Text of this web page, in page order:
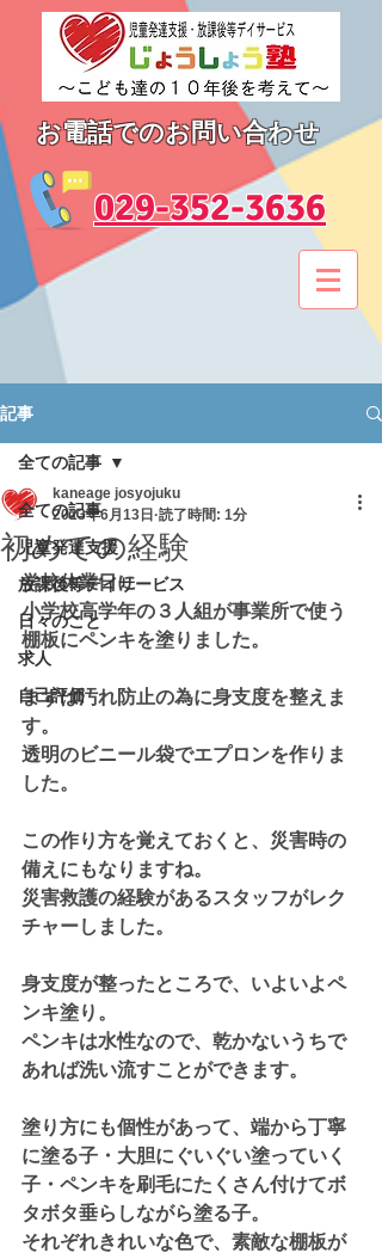
お電話でのお問い合わせ
​029-352-3636
記事
全ての記事
児童発達支援
放課後等デイサービス
日々のこと
求人
自己評価
全ての記事
初めての経験
kaneage josyojuku
2023年6月13日 読了時間: 1分
学校休業日に
小学校高学年の３人組が事業所で使う
棚板にペンキを塗りました。
まずは汚れ防止の為に身支度を整えま
す。
透明のビニール袋でエプロンを作りま
した。
この作り方を覚えておくと、災害時の
備えにもなりますね。
災害救護の経験があるスタッフがレク
チャーしました。
身支度が整ったところで、いよいよペ
ンキ塗り。
ペンキは水性なので、乾かないうちで
あれば洗い流すことができます。
塗り方にも個性があって、端から丁寧
に塗る子・大胆にぐいぐい塗っていく
子・ペンキを刷毛にたくさん付けてボ
タボタ垂らしながら塗る子。
それぞれきれいな色で、素敵な棚板が